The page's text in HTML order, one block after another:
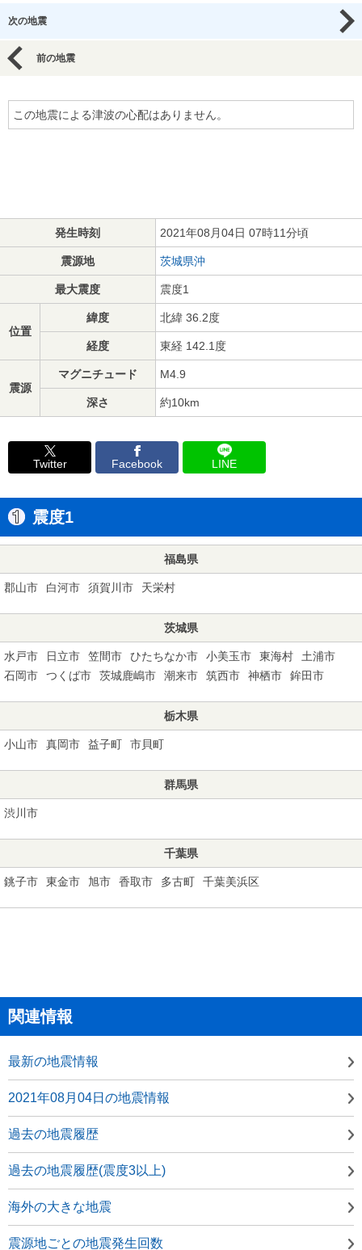
次の地震
前の地震
この地震による津波の心配はありません。
発生時刻 2021年08月04日 07時11分頃
震源地 茨城県沖
最大震度 震度1
位置
緯度 北緯 36.2度
経度 東経 142.1度
震源
マグニチュード M4.9
深さ 約10km
Twitter Facebook LINE
震度1
福島県
郡山市 白河市 須賀川市 天栄村
茨城県
水戸市 日立市 笠間市 ひたちなか市 小美玉市 東海村
土浦市
石岡市
つくば市 茨城鹿嶋市 潮来市 筑西市 神栖市 鉾田市
栃木県
小山市 真岡市 益子町 市貝町
群馬県
渋川市
千葉県
銚子市 東金市 旭市 香取市 多古町 千葉美浜区
関連情報
最新の地震情報
2021年08月04日の地震情報
過去の地震履歴
過去の地震履歴(震度3以上)
海外の大きな地震
震源地ごとの地震発生回数